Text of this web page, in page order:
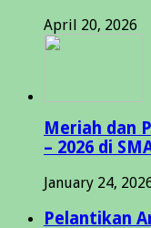
April 20, 2026
Meriah dan
– 2026 di
January 24,
Pelantikan